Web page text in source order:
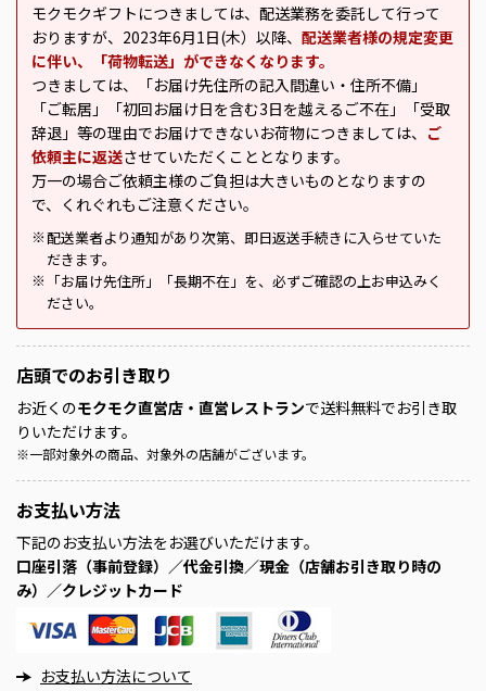
モクモクギフトにつきましては、配送業務を委託して行って
おりますが、2023年6月1日(木）以降、 配送業者様の規定変更
に伴い、「荷物転送」ができなくなります。
つきましては、「お届け先住所の記入間違い・住所不備」
「ご転居」「初回お届け日を含む3日を越えるご不在」「受取
辞退」等の理由でお届けできないお荷物につきましては、 ご
依頼主に返送させていただくこととなります。
万一の場合ご依頼主様のご負担は大きいものとなりますの
で、くれぐれもご注意ください。
※ 配送業者より通知があり次第、即日返送手続きに入らせていた
だきます。
※
「お届け先住所」「長期不在」を、必ずご確認の上お申込みく
ださい。
店頭でのお引き取り
お近くのモクモク直営店・直営レストランで送料無料でお引き取
りいただけます。
※一部対象外の商品、対象外の店舗がございます。
お支払い方法
下記のお支払い方法をお選びいただけます。
口座引落（事前登録）／代金引換／現金（店舗お引き取り時の
み）／クレジットカード
お支払い方法について